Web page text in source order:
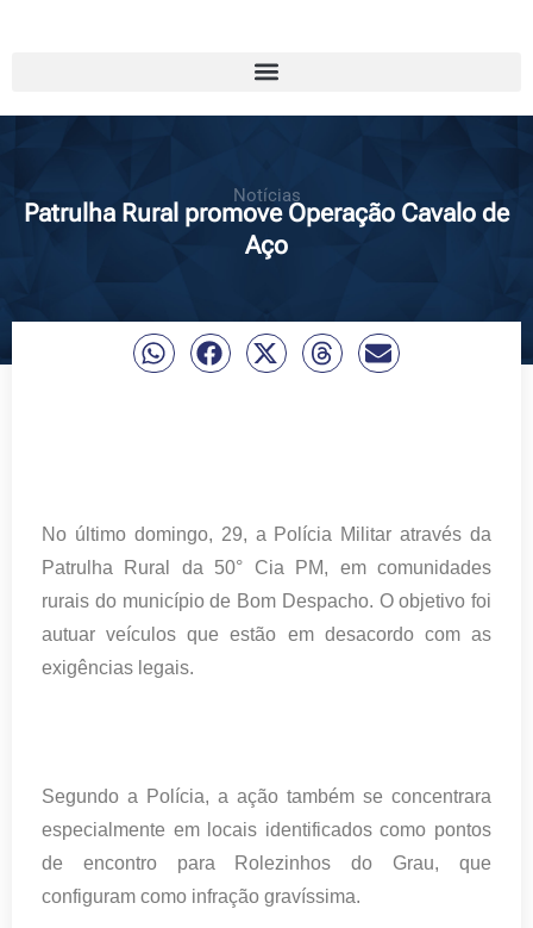
Notícias
Patrulha Rural promove Operação Cavalo de
Aço
No último domingo, 29, a Polícia Militar através da
Patrulha Rural da 50° Cia PM, em comunidades
rurais do município de Bom Despacho. O objetivo foi
autuar veículos que estão em desacordo com as
exigências legais.
Segundo a Polícia, a ação também se concentrara
especialmente em locais identificados como pontos
de encontro para Rolezinhos do Grau, que
configuram como infração gravíssima.